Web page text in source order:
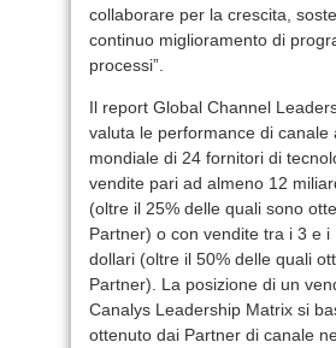
collaborare per la crescita,
continuo miglioramento di
processi”.
Il report Global Channel
valuta le performance di canale
mondiale di 24 fornitori di
vendite pari ad almeno 12
(oltre il 25% delle quali sono
Partner) o con vendite tra i 3 e i
dollari (oltre il 50% delle quali
Partner). La posizione di un
Canalys Leadership Matrix si
ottenuto dai Partner di canale